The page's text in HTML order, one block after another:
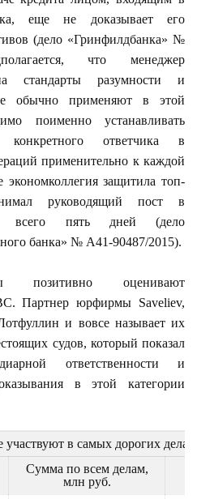
еще не доказывает его
(дело «Гринфилдбанка» №
что менеджер
стандарты разумности и
обычно применяют в этой
поименно устанавливать
конкретного ответчика в
применительно к каждой
защитила топ-
руководящий пост в
всего пять дней (дело
банка» № А41-90487/2015).
позитивно оценивают
Партнер юрфирмы Saveliev,
и вовсе называет их
судов, который показал
ответственности и
в этой категории
в самых дорогих делах
Сумма по всем делам,
млн руб.